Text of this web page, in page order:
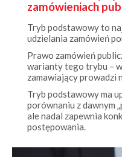
Tryb podstawowy to
udzielania zamówień
Prawo zamówień
warianty tego trybu – w
zamawiający prowadzi
Tryb podstawowy ma
porównaniu z dawnym
ale nadal zapewnia
postępowania.